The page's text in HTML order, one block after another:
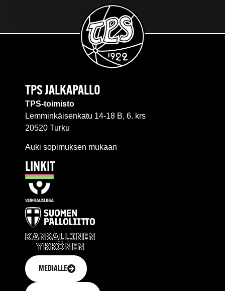
TPS JALKAPALLO
TPS-toimisto
Lemminkäisenkatu 14-18 B, 6. krs
20520 Turku
Auki sopimuksen mukaan
LINKIT
MEDIALLE